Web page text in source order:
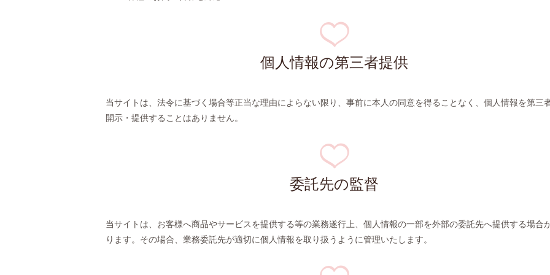
個人情報の第三者提供
当サイトは、法令に基づく場合等正当な理由によらない限り、事前に本人の同意を得ることなく、個人情報を第三
開示・提供することはありません。
委託先の監督
当サイトは、お客様へ商品やサービスを提供する等の業務遂行上、個人情報の一部を外部の委託先へ提供する場合
ります。その場合、業務委託先が適切に個人情報を取り扱うように管理いたします。